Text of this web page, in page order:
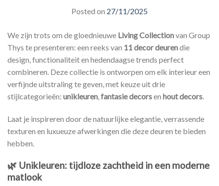
Posted on 27/11/2025
We zijn trots om de gloednieuwe Living Collectionvan Group
Thys te presenteren: een reeks van 11 decor deurendie
design, functionaliteit en hedendaagse trends perfect
combineren. Deze collectie is ontworpen om elk interieur een
verfijnde uitstraling te geven, met keuze uit drie
stijlcategorieën: unikleuren,fantasie decorsen hout decors.
Laat je inspireren door de natuurlijke elegantie, verrassende
texturen en luxueuze afwerkingen die deze deuren te bieden
hebben.
🌿 Unikleuren: tijdloze zachtheid in een moderne
matlook